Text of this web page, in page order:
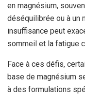
en magnésium,
déséquilibrée ou à un
insuffisance peut
sommeil et la fatigue
Face à ces défis,
base de magnésium
à des formulations